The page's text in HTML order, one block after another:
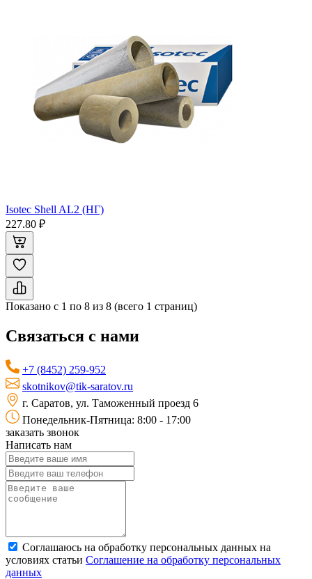
Isotec Shell AL2 (НГ)
227.80 ₽
Показано с 1 по 8 из 8 (всего 1 страниц)
Связаться с нами
+7 (8452) 259-952
skotnikov@tik-saratov.ru
г. Саратов, ул. Таможенный проезд 6
Понедельник-Пятница: 8:00 - 17:00
заказать звонок
Написать нам
Соглашаюсь на обработку персональных данных на
условиях статьи Соглашение на обработку персональных
данных